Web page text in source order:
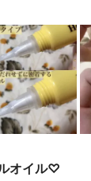
オイル♡